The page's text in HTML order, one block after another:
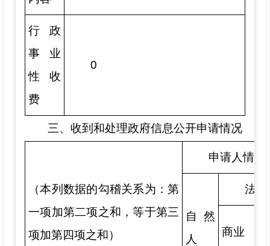
行政
事业
性收
费
0
三、收到和处理政府信息公开申请情况
（本列数据的勾稽关系为：第
一项加第二项之和，等于第三
项加第四项之和）
申请人情况
自然
人
法
商业